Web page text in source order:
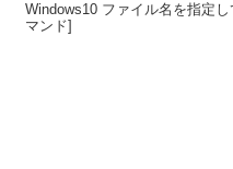
Windows10 ファイル名を指定
マンド]